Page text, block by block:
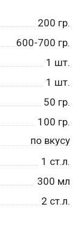
200 гр.
600-700 гр.
1 шт.
1 шт.
50 гр.
100 гр.
по вкусу
1 ст.л.
300 мл
2 ст.л.